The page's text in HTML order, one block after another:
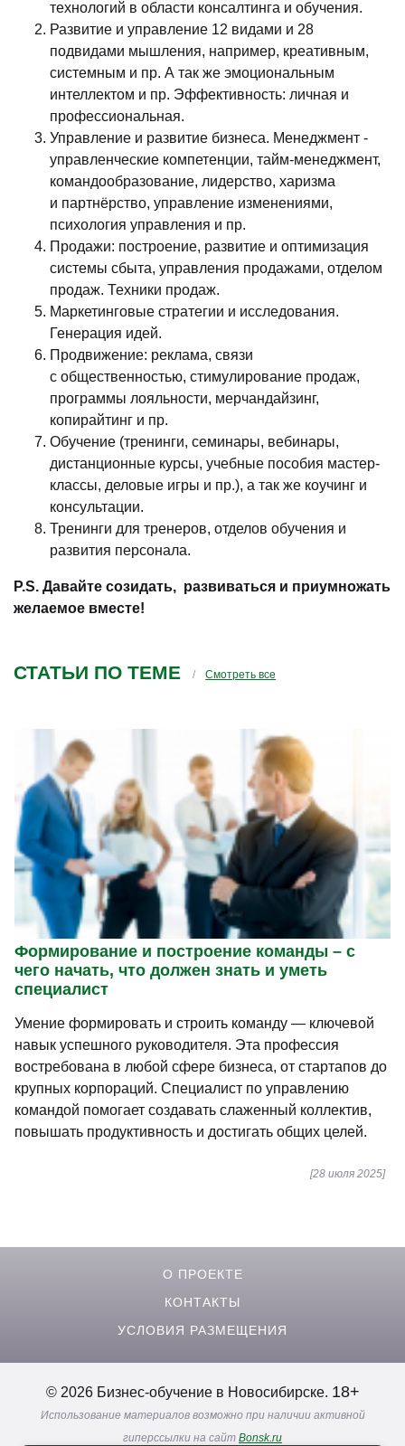
технологий в области консалтинга и обучения.
Развитие и управление 12 видами и 28
подвидами мышления, например, креативным,
системным и пр. А так же эмоциональным
интеллектом и пр. Эффективность: личная и
профессиональная.
Управление и развитие бизнеса. Менеджмент -
управленческие компетенции, тайм-менеджмент,
командообразование, лидерство, харизма
и партнёрство, управление изменениями,
психология управления и пр.
Продажи: построение, развитие и оптимизация
системы сбыта, управления продажами, отделом
продаж. Техники продаж.
Маркетинговые стратегии и исследования.
Генерация идей.
Продвижение: реклама, связи
с общественностью, стимулирование продаж,
программы лояльности, мерчандайзинг,
копирайтинг и пр.
Обучение (тренинги, семинары, вебинары,
дистанционные курсы, учебные пособия мастер-
классы, деловые игры и пр.), а так же коучинг и
консультации.
Тренинги для тренеров, отделов обучения и
развития персонала.
P.S. Давайте созидать, развиваться и приумножать
желаемое вместе!
СТАТЬИ ПО ТЕМЕ Смотреть все
Формирование и построение команды – с
чего начать, что должен знать и уметь
специалист
Умение формировать и строить команду — ключевой
навык успешного руководителя. Эта профессия
востребована в любой сфере бизнеса, от стартапов до
крупных корпораций. Специалист по управлению
командой помогает создавать слаженный коллектив,
повышать продуктивность и достигать общих целей.
[28 июля 2025]
О ПРОЕКТЕ
КОНТАКТЫ
УСЛОВИЯ РАЗМЕЩЕНИЯ
© 2026 Бизнес-обучение в Новосибирске. 18+
Использование материалов возможно при наличии активной
гиперссылки на сайт Bonsk.ru